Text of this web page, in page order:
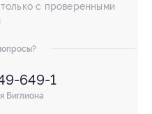
с проверенными
649-1
Биглиона